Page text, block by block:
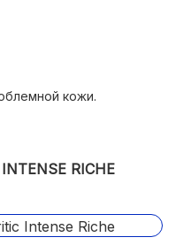
кожи.
RICHE